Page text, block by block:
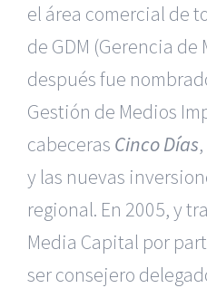
el área comercial de
de GDM (Gerencia de
después fue
Gestión de Medios
cabeceras Cinco Días
y las nuevas
regional. En 2005, y
Media Capital por
ser consejero